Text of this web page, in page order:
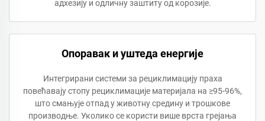
адхезију и одличну заштиту од корозије.
Опоравак и уштеда енергије
Интегрирани системи за рециклимацију праха
повећавају стопу рециклимације материјала на ≥95-96%,
што смањује отпад у животну средину и трошкове
производње. Уколико се користи више врста грејања